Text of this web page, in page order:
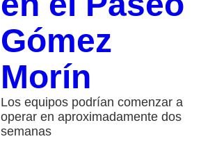
Gómez
Morín
Los equipos podrían comenzar a
operar en aproximadamente dos
semanas